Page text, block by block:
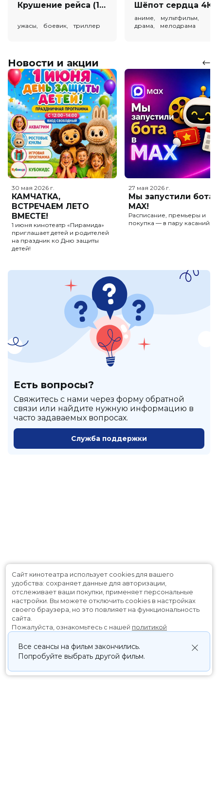
Крушение рейса (18+)
ужасы, боевик, триллер
аниме, мультфильм,
драма, мелодрама
Новости и акции
30 мая 2026 г.
КАМЧАТКА,
ВСТРЕЧАЕМ ЛЕТО
ВМЕСТЕ!
1 июня кинотеатр «Пирамида»
приглашает детей и родителей
на праздник ко Дню защиты
детей!
27 мая 2026 г.
Мы запустили бота
MAX!
Расписание, премьеры и
покупка — в пару касаний.
Есть вопросы?
Cвяжитесь с нами через форму обратной
связи или найдите нужную информацию в
часто задаваемых вопросах.
Служба поддержки
Все сеансы на фильм закончились.
Попробуйте выбрать другой фильм.
Сайт кинотеатра использует cookies для вашего
удобства: сохраняет данные для авторизации,
отслеживает ваши покупки, применяет персональные
настройки. Вы можете отключить cookies в настройках
своего браузера, но это повлияет на функциональность
сайта.
Пожалуйста, ознакомьтесь с нашей политикой
Принять